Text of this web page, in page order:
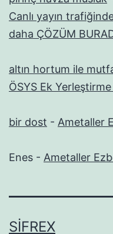
Canlı yayın
daha ÇÖZÜM
altın hortum ile
ÖSYS Ek Yerleştirme
bir dost - Ametaller
Enes - Ametaller
SIFREX